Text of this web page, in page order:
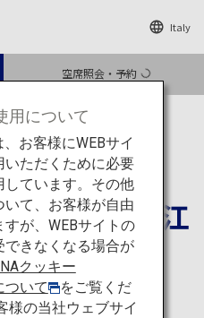
Italy
空席照会・予約
ンド 日光江戸村
栃木
ンド 日光江
用について
お客様にWEBサイ
いただくために必要
しています。その他
て、お客様が自由
が、WEBサイトの
きなくなる場合が
クッキー
ついて
をご覧くだ
様の当社ウェブサイ